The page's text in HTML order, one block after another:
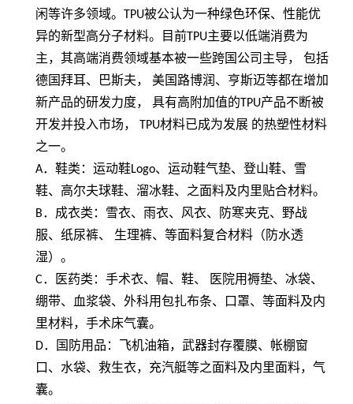
闲等许多领域。 TPU被公认为一种绿色环保、性能优
异的新型高分子材料。目前TPU主要以低端消费为
主，其高端消费领域基本被一些跨国公司主导， 包括
德国拜耳、巴斯夫， 美国路博润、亨斯迈等都在增加
新产品的研发力度， 具有高附加值的TPU产品不断被
开发并投入市场， TPU材料已成为发展 的热塑性材料
之一。
A．鞋类：运动鞋Logo、运动鞋气垫、登山鞋、雪
鞋、高尔夫球鞋、溜冰鞋、之面料及内里贴合材料。
B．成衣类：雪衣、雨衣、风衣、防寒夹克、野战
服、纸尿裤、 生理裤、等面料复合材料（防水透
湿）。
C．医药类：手术衣、帽、鞋、 医院用褥垫、冰袋、
绷带、血浆袋、外科用包扎布条、口罩、等面料及内
里材料，手术床气囊。
D．国防用品：飞机油箱，武器封存覆膜、帐棚窗
口、水袋、救生衣，充汽艇等之面料及内里面料，气
囊。